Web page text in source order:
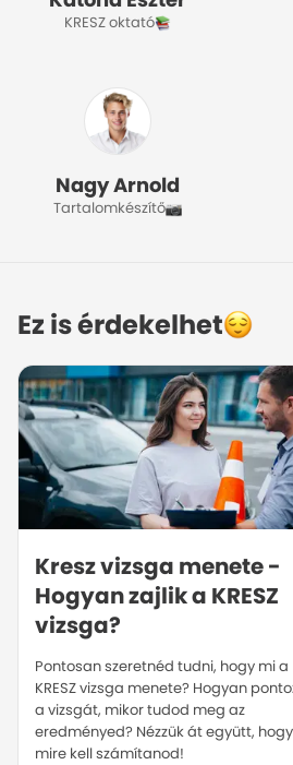
KRESZ oktató
Nagy Arnold
Tartalomkészítő
Ez is érdekelhet
Kresz vizsga menete -
Hogyan zajlik a KRESZ
vizsga?
Pontosan szeretnéd tudni, hogy mi a
KRESZ vizsga menete? Hogyan
a vizsgát, mikor tudod meg az
eredményed? Nézzük át együtt, hogy
mire kell számítanod!